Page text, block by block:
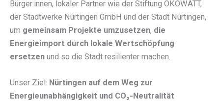
Bürger:innen, lokaler Partner wie der Stiftung ÖKOWATT,
der Stadtwerke Nürtingen GmbH und der Stadt Nürtingen,
um gemeinsam Projekte umzusetzen, die
Energieimport durch lokale Wertschöpfung
ersetzen und so die Stadt resilienter machen.
Unser Ziel: Nürtingen auf dem Weg zur
Energieunabhängigkeit und CO₂-Neutralität